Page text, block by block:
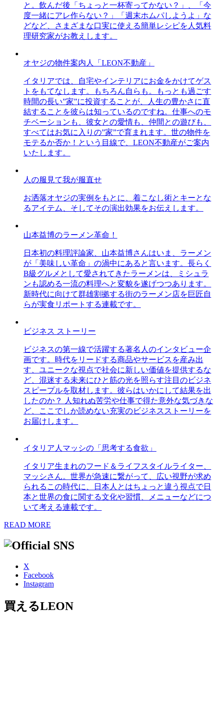
と。飲んだ後「ちょっと一杯寄ってかない？」、「今
度一緒にアレ作らない？」「週末ホムパしようよ」な
どなど、さまざまな口実に使える簡単レシピを人気料
理研究家がお教えします。
オヤジの物件案内人「LEON不動産」
イタリアでは、自宅やインテリアにお金をかけてゲス
トをもてなします。もちろん自らも。もっとも過ごす
時間の長い”家”に投資することが、人生の豊かさに直
結することを彼らは知っているのですね。仕事へのモ
チベーションも、彼女との愛情も、仲間との遊びも、
すべてはお気に入りの”家”で育まれます。世の物件を
モテるか否か！という目線で、LEON不動産がご案内
いたします。
人の服見て我が服直せ
お洒落オヤジの実例をもとに、着こなし術とキーとな
るアイテム、そしてその演出効果をお伝えします。
山本益博のラーメン革命！
日本初の料理評論家、山本益博さんはいま、ラーメン
が「美味しい革命」の渦中にあると言います。長らく
B級グルメとして愛されてきたラーメンは、ミシュラ
ンも認める一流の料理へと変貌を遂げつつあります。
新時代に向けて群雄割拠する街のラーメン店を巨匠自
らが実食リポートする連載です。
ビジネス ストーリー
ビジネスの第一線で活躍する著名人のインタビュー企
画です。時代をリードする商品やサービスを産み出
す、ユニークな視点で社会に新しい価値を提供するな
ど、混迷する未来にひと筋の光を照らす注目のビジネ
スピープルを取材します。彼らはいかにして結果を出
したのか？ 人知れぬ苦労や仕事で得た意外な気づきな
ど、ここでしか読めない充実のビジネスストーリーを
お届けします。
イタリア人マッシの「思考する食欲」
イタリア生まれのフード＆ライフスタイルライター、
マッシさん。世界が急速に繋がって、広い視野が求め
られるこの時代に、日本人とはちょっと違う視点で日
本と世界の食に関する文化や習慣、メニューなどにつ
いて考える連載です。
READ MORE
X
Facebook
Instagram
買えるLEON